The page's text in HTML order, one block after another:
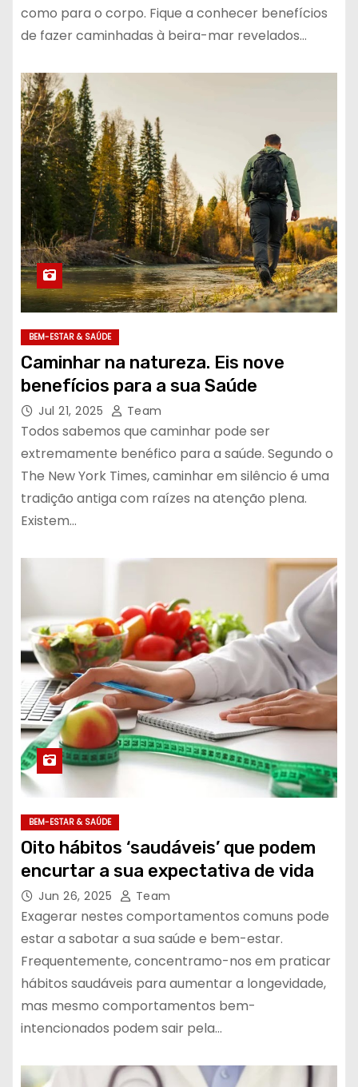
como para o corpo. Fique a conhecer benefícios
de fazer caminhadas à beira-mar revelados…
BEM-ESTAR & SAÚDE
Caminhar na natureza. Eis nove
benefícios para a sua Saúde
Jul 21, 2025 Team
Todos sabemos que caminhar pode ser
extremamente benéfico para a saúde. Segundo o
The New York Times, caminhar em silêncio é uma
tradição antiga com raízes na atenção plena.
Existem…
BEM-ESTAR & SAÚDE
Oito hábitos ‘saudáveis’ que podem
encurtar a sua expectativa de vida
Jun 26, 2025 Team
Exagerar nestes comportamentos comuns pode
estar a sabotar a sua saúde e bem-estar.
Frequentemente, concentramo-nos em praticar
hábitos saudáveis ​​para aumentar a longevidade,
mas mesmo comportamentos bem-
intencionados podem sair pela…